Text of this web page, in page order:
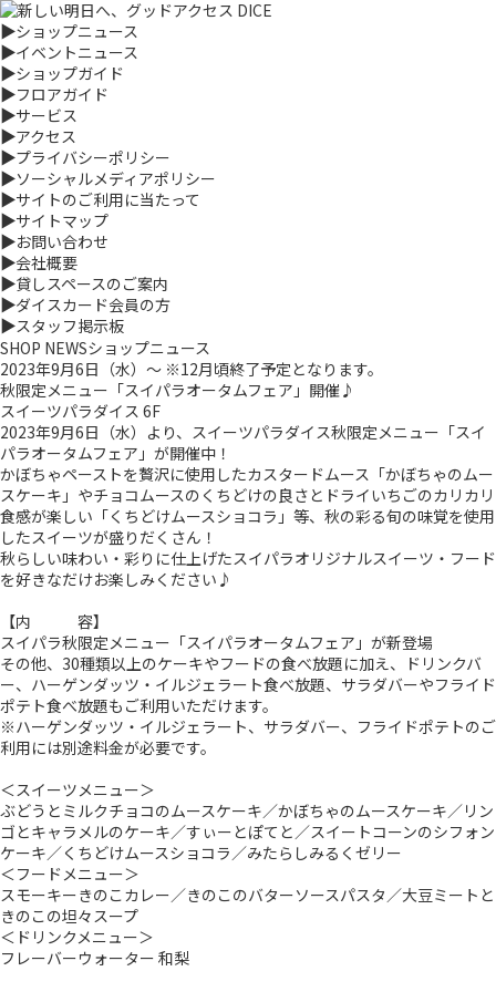
▶ショップニュース
▶イベントニュース
▶ショップガイド
▶フロアガイド
▶サービス
▶アクセス
▶プライバシーポリシー
▶ソーシャルメディアポリシー
▶サイトのご利用に当たって
▶サイトマップ
▶お問い合わせ
▶会社概要
▶貸しスペースのご案内
▶ダイスカード会員の方
▶スタッフ掲示板
SHOP NEWSショップニュース
2023年9月6日（水）～ ※12月頃終了予定となります。
秋限定メニュー「スイパラオータムフェア」開催♪
スイーツパラダイス 6F
2023年9月6日（水）より、スイーツパラダイス秋限定メニュー「スイ
パラオータムフェア」が開催中！
かぼちゃペーストを贅沢に使用したカスタードムース「かぼちゃのムー
スケーキ」やチョコムースのくちどけの良さとドライいちごのカリカリ
食感が楽しい「くちどけムースショコラ」等、秋の彩る旬の味覚を使用
したスイーツが盛りだくさん！
秋らしい味わい・彩りに仕上げたスイパラオリジナルスイーツ・フード
を好きなだけお楽しみください♪
【内 容】
スイパラ秋限定メニュー「スイパラオータムフェア」が新登場
その他、30種類以上のケーキやフードの食べ放題に加え、ドリンクバ
ー、ハーゲンダッツ・イルジェラート食べ放題、サラダバーやフライド
ポテト食べ放題もご利用いただけます。
※ハーゲンダッツ・イルジェラート、サラダバー、フライドポテトのご
利用には別途料金が必要です。
＜スイーツメニュー＞
ぶどうとミルクチョコのムースケーキ／かぼちゃのムースケーキ／リン
ゴとキャラメルのケーキ／すぃーとぽてと／スイートコーンのシフォン
ケーキ／くちどけムースショコラ／みたらしみるくゼリー
＜フードメニュー＞
スモーキーきのこカレー／きのこのバターソースパスタ／大豆ミートと
きのこの坦々スープ
＜ドリンクメニュー＞
フレーバーウォーター 和梨